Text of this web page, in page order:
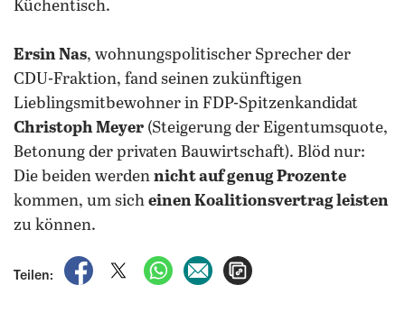
Küchentisch.
Ersin Nas, wohnungspolitischer Sprecher der
CDU-Fraktion, fand seinen zukünftigen
Lieblingsmitbewohner in FDP-Spitzenkandidat
Christoph Meyer (Steigerung der Eigentumsquote,
Betonung der privaten Bauwirtschaft). Blöd nur:
Die beiden werden nicht auf genug Prozente
kommen, um sich einen Koalitionsvertrag leisten
zu können.
Teilen:
auf Facebook teilen
auf X teilenper WhatsApp teilen
per E-Mail teilen